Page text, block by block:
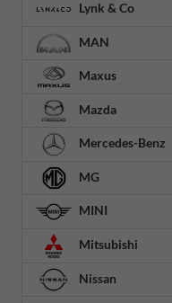
Lynk & Co
MAN
Maxus
Mazda
Mercedes-Benz
MG
MINI
Mitsubishi
Nissan